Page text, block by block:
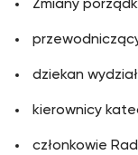
Zmiany
dziekan
kierownicy
członkowie